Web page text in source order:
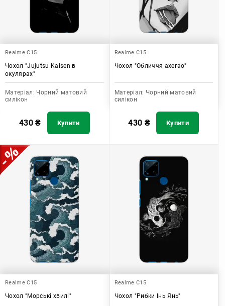
Realme C15
Чохол "Jujutsu Kaisen в
окулярах"
Матеріал: Чорний матовий
силікон
430₴ Купити
Realme C15
Чохол "Обличчя ахегао"
Матеріал: Чорний матовий
силікон
430 ₴ Купити
Realme C15
Чохол "Морські хвилі"
Realme C15
Чохол "Рибки Інь Янь"